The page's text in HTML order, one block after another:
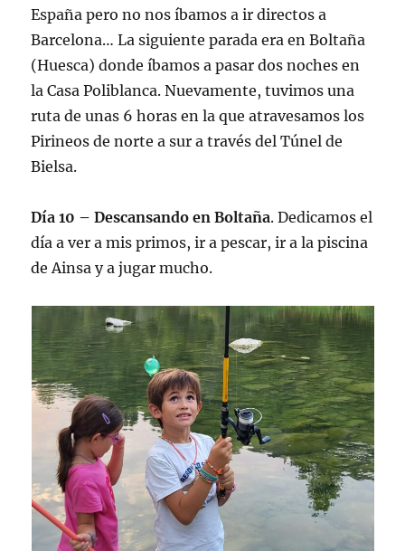
España pero no nos íbamos a ir directos a
Barcelona… La siguiente parada era en Boltaña
(Huesca) donde íbamos a pasar dos noches en
la Casa Poliblanca. Nuevamente, tuvimos una
ruta de unas 6 horas en la que atravesamos los
Pirineos de norte a sur a través del Túnel de
Bielsa.
Día 10 – Descansando en Boltaña. Dedicamos el
día a ver a mis primos, ir a pescar, ir a la piscina
de Ainsa y a jugar mucho.